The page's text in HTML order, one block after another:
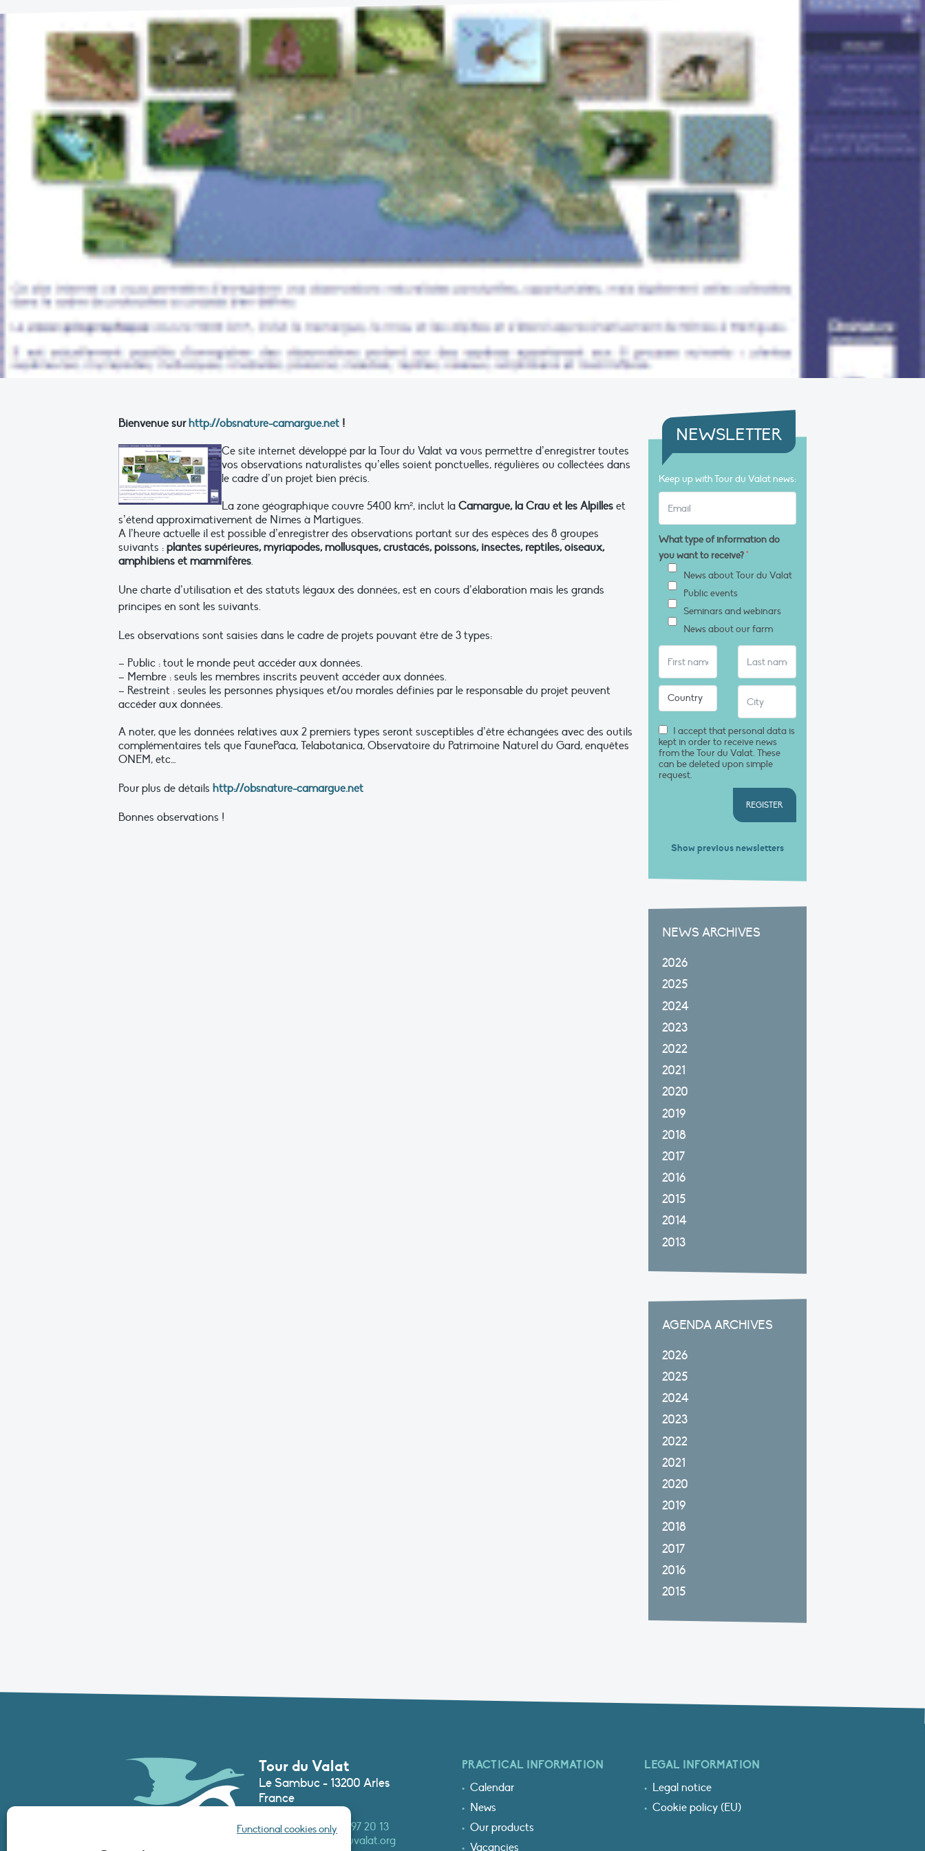
Functional cookies only
Bienvenue surhttp://obsnature-camargue.net !
Ce site internet développé par la Tour du Valat va vous permettre d’enregistrer toutes
vos observations naturalistes qu’elles soient ponctuelles, régulières ou collectées dans
le cadre d’un projet bien précis.
La zone géographique couvre 5400 km², inclut la Camargue, la Crau et les Alpilles et
s’étend approximativement de Nîmes à Martigues.
A l’heure actuelle il est possible d’enregistrer des observations portant sur des espèces des 8 groupes
suivants : plantes supérieures, myriapodes, mollusques, crustacés, poissons, insectes, reptiles, oiseaux,
amphibiens et mammifères.
Une charte d’utilisation et des statuts légaux des données, est en cours d’élaboration mais les grands
principes en sont les suivants.
Les observations sont saisies dans le cadre de projets pouvant être de 3 types:
– Public : tout le monde peut accéder aux données.
– Membre : seuls les membres inscrits peuvent accéder aux données.
– Restreint : seules les personnes physiques et/ou morales définies par le responsable du projet peuvent
accéder aux données.
A noter, que les données relatives aux 2 premiers types seront susceptibles d’être échangées avec des outils
complémentaires tels que FaunePaca, Telabotanica, Observatoire du Patrimoine Naturel du Gard, enquêtes
ONEM, etc…
Pour plus de détails http://obsnature-camargue.net
Bonnes observations !
NEWSLETTER
Keep up with Tour du Valat news:
What type of information do
you want to receive?*
News about Tour du Valat
Public events
Seminars and webinars
News about our farm
I accept that personal data is
kept in order to receive news
from the Tour du Valat. These
can be deleted upon simple
request.
REGISTER
Show previous newsletters
NEWS ARCHIVES
2026
2025
2024
2023
2022
2021
2020
2019
2018
2017
2016
2015
2014
2013
AGENDA ARCHIVES
2026
2025
2024
2023
2022
2021
2020
2019
2018
2017
2016
2015
Tour du Valat
Le Sambuc - 13200 Arles
France
Phone :+33 (0)4 90 97 20 13
secretariat@tourduvalat.org
PRACTICAL INFORMATION
Calendar
News
Our products
Vacancies
LEGAL INFORMATION
Legal notice
Cookie policy (EU)